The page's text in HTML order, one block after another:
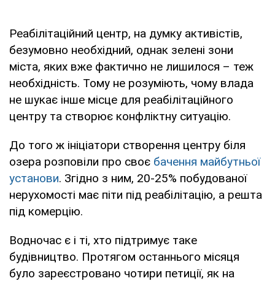
Реабілітаційний центр, на думку активістів,
безумовно необхідний, однак зелені зони
міста, яких вже фактично не лишилося – теж
необхідність. Тому не розуміють, чому влада
не шукає інше місце для реабілітаційного
центру та створює конфліктну ситуацію.
До того ж ініціатори створення центру біля
озера розповіли про своє бачення майбутньої
установи. Згідно з ним, 20-25% побудованої
нерухомості має піти під реабілітацію, а решта
під комерцію.
Водночас є і ті, хто підтримує таке
будівництво. Протягом останнього місяця
було зареєстровано чотири петиції, як на